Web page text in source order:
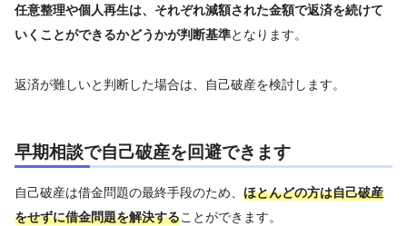
任意整理や個人再生は、それぞれ減額された金額で返済を続けて
いくことができるかどうかが判断基準となります。
返済が難しいと判断した場合は、自己破産を検討します。
早期相談で自己破産を回避できます
自己破産は借金問題の最終手段のため、 ほとんどの方は自己破産
をせずに借金問題を解決することができます。